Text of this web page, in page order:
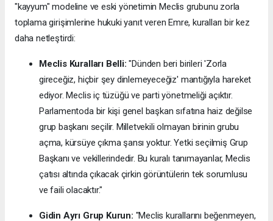
"kayyum" modeline ve eski yönetimin Meclis grubunu zorla
toplama girişimlerine hukuki yanıt veren Emre, kuralları bir kez
daha netleştirdi:
Meclis Kuralları Belli: "Dünden beri birileri 'Zorla
gireceğiz, hiçbir şey dinlemeyeceğiz' mantığıyla hareket
ediyor. Meclis iç tüzüğü ve parti yönetmeliği açıktır.
Parlamentoda bir kişi genel başkan sıfatına haiz değilse
grup başkanı seçilir. Milletvekili olmayan birinin grubu
açma, kürsüye çıkma şansı yoktur. Yetki seçilmiş Grup
Başkanı ve vekillerindedir. Bu kuralı tanımayanlar, Meclis
çatısı altında çıkacak çirkin görüntülerin tek sorumlusu
ve faili olacaktır."
Gidin Ayrı Grup Kurun: "Meclis kurallarını beğenmeyen,